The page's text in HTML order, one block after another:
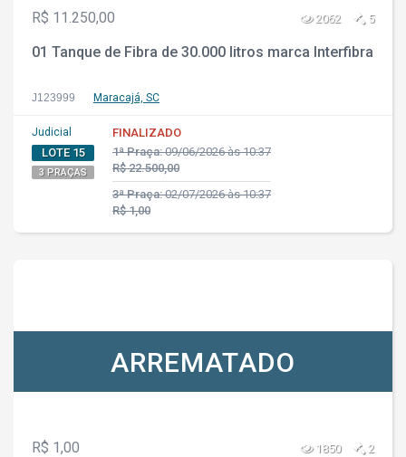
R$ 11.250,00 2062 5
01 Tanque de Fibra de 30.000 litros marca Interfibra
J123999 Maracajá, SC
Judicial
LOTE 15
3 PRAÇAS
FINALIZADO
1ª Praça:09/06/2026 às 10:37
R$ 22.500,00
3ª Praça:02/07/2026 às 10:37
R$ 1,00
ARREMATADO
R$ 1,00 1850 2